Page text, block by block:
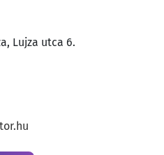
Lujza utca 6.